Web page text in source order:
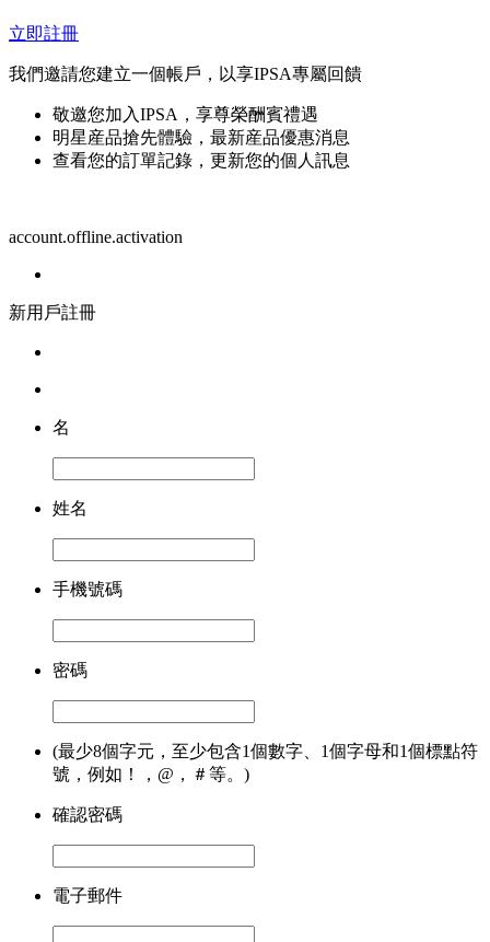
立即註冊
我們邀請您建立一個帳戶，以享IPSA專屬回饋
敬邀您加入IPSA，享尊榮酬賓禮遇
明星産品搶先體驗，最新産品優惠消息
查看您的訂單記錄，更新您的個人訊息
account.offline.activation
新用戶註冊
名
姓名
手機號碼
密碼
(最少8個字元，至少包含1個數字、1個字母和1個標點符
號，例如！，@，＃等。)
確認密碼
電子郵件